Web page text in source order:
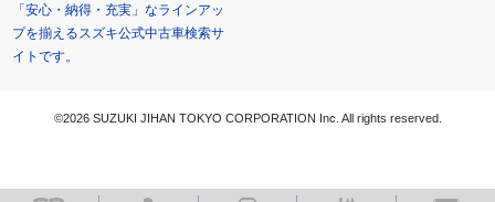
「安心・納得・充実」なラインアッ
プを揃えるスズキ公式中古車検索サ
イトです。
©2026 SUZUKI JIHAN TOKYO CORPORATION Inc. All rights reserved.